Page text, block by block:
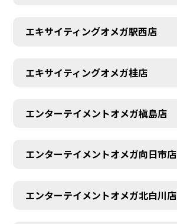
エキサイティングオメガ駅西店
エキサイティングオメガ桂店
エンターテイメントオメガ槇島店
エンターテイメントオメガ向日市店
エンターテイメントオメガ北白川店